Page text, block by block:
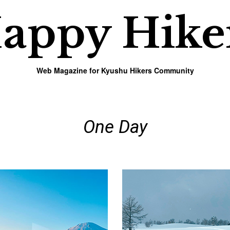
Web Magazine for Kyushu Hikers Community
One Day